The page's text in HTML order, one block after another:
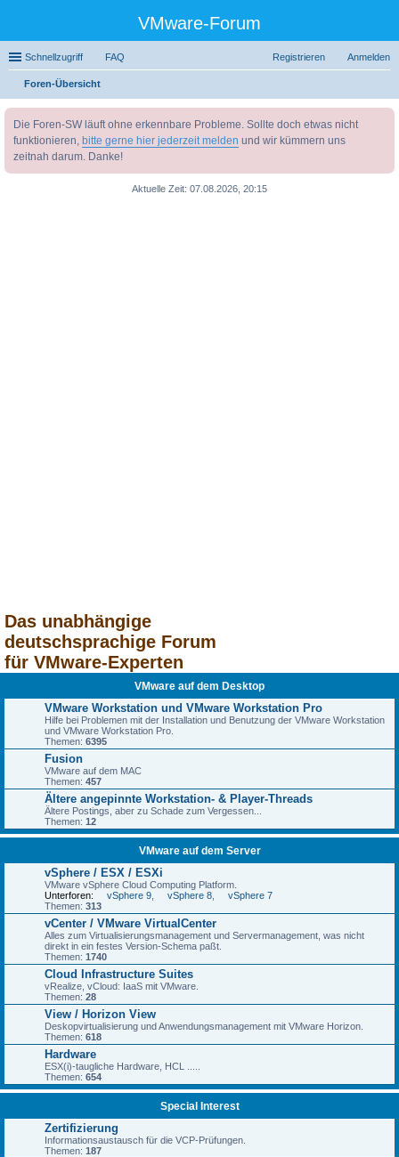
VMware-Forum
Schnellzugriff FAQ Anmelden
Registrieren
Foren-Übersicht
Die Foren-SW läuft ohne erkennbare Probleme. Sollte doch etwas nicht
funktionieren, bitte gerne hier jederzeit melden und wir kümmern uns
zeitnah darum. Danke!
Aktuelle Zeit: 07.08.2026, 20:15
Das unabhängige
deutschsprachige Forum
für VMware-Experten
VMware auf dem Desktop
VMware Workstation und VMware Workstation Pro
Hilfe bei Problemen mit der Installation und Benutzung der VMware Workstation
und VMware Workstation Pro.
Themen: 6395
Fusion
VMware auf dem MAC
Themen: 457
Ältere angepinnte Workstation- & Player-Threads
Ältere Postings, aber zu Schade zum Vergessen...
Themen: 12
VMware auf dem Server
vSphere / ESX / ESXi
VMware vSphere Cloud Computing Platform.
Unterforen:
vSphere 9 vSphere 8
vSphere 7
Themen: 313
vCenter / VMware VirtualCenter
Alles zum Virtualisierungsmanagement und Servermanagement, was nicht
direkt in ein festes Version-Schema paßt.
Themen: 1740
Cloud Infrastructure Suites
vRealize, vCloud: IaaS mit VMware.
Themen: 28
View / Horizon View
Deskopvirtualisierung und Anwendungsmanagement mit VMware Horizon.
Themen: 618
Hardware
ESX(i)-taugliche Hardware, HCL .....
Themen: 654
Special Interest
Zertifizierung
Informationsaustausch für die VCP-Prüfungen.
Themen: 187